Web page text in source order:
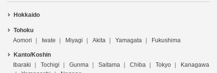
Hokkaido
Tohoku
Aomori
Iwate Miyagi Akita Yamagata Fukushima
Kanto/Koshin
Ibaraki
Tochigi Gunma Saitama Chiba Tokyo
Kanagawa